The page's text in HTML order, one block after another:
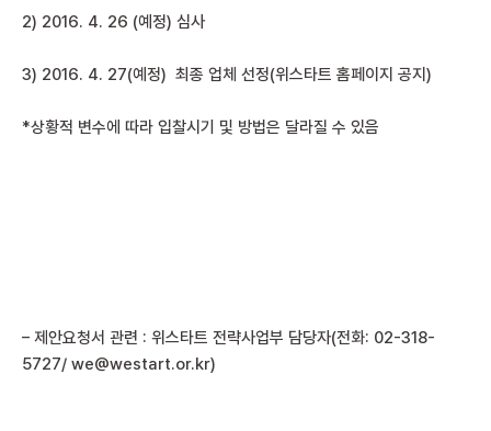
2) 2016. 4. 26 (예정) 심사
3) 2016. 4. 27(예정) 최종 업체 선정(위스타트 홈페이지 공지)
*상황적 변수에 따라 입찰시기 및 방법은 달라질 수 있음
– 제안요청서 관련 : 위스타트 전략사업부 담당자(전화: 02-318-
5727/ we@westart.or.kr)